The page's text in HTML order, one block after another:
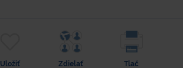
Uložiť Zdielať Tlač